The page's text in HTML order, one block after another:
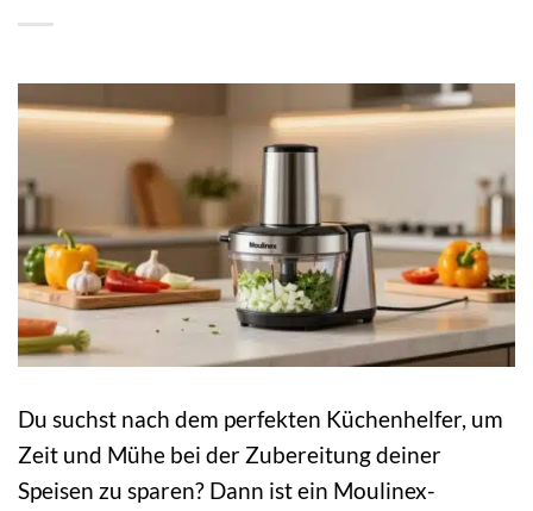
Du suchst nach dem perfekten Küchenhelfer, um
Zeit und Mühe bei der Zubereitung deiner
Speisen zu sparen? Dann ist ein Moulinex-